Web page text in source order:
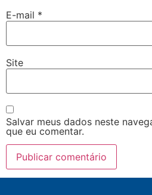
E-mail *
Site
Salvar meus dados neste
que eu comentar.